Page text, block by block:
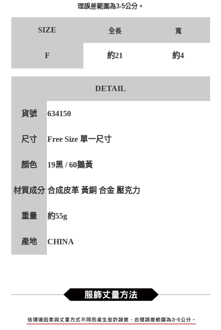
理誤差範圍為3-5公分。
SIZE 全長 寬
F 約21 約4
DETAIL
貨號 634150
尺寸 Free Size 單一尺寸
顏色 19黑 / 60鵝黃
材質成分 合成皮革 黃銅 合金 壓克力
重量 約55g
產地 CHINA